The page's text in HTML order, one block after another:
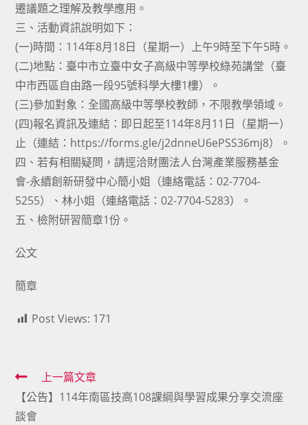
遷議題之理解及教學應用。
三、活動資訊說明如下：
(一)時間：114年8月18日（星期一）上午9時至下午5時。
(二)地點：臺中市立臺中女子高級中等學校綠苑講堂（臺
中市西區自由路一段95號科學大樓1樓）。
(三)參加對象：全國高級中等學校教師，不限教學領域。
(四)報名資訊及連結：即日起至114年8月11日（星期一）
止（連結：https://forms.gle/j2dnneU6ePSS36mj8）。
四、若有相關疑問，請逕洽財團法人台灣產業服務基金
會-永續創新研發中心簡小姐（連絡電話：02-7704-
5255）、林小姐（連絡電話：02-7704-5283）。
五、檢附研習簡章1份。
公文
簡章
Post Views: 171
Read
more
上一篇文章
【公告】114年南區技高108課綱與學習成果分享交流座
談會